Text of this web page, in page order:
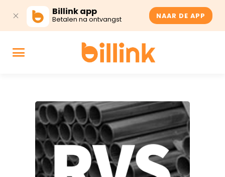
Billink app
Betalen na ontvangst NAAR DE APP